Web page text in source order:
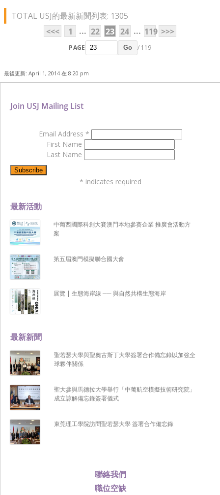
TOTAL USJ的最新新聞列表: 1305
<<<
1 ... 22 23 24 ... 119 >>>
PAGE Go / 119
最後更新: April 1, 2014 在 8:20 pm
聯絡我們
職位空缺
最新新聞
聖若瑟大學與聖奧古斯丁大學簽署合作備忘錄以加強全
球夥伴關係
聖大參與馬德拉大學舉行「中葡航空模擬技術研究院」
成立諒解備忘錄簽署儀式
東莞理工學院訪問聖若瑟大學 簽署合作備忘錄
最新活動
中葡西國際科創大賽澳門本地參賽企業 推廣會活動方
案
第五屆澳門模擬聯合國大會
展覽 | 生態海岸線 ── 與自然共構生態海岸
Join USJ Mailing List
Email Address *
First Name
Last Name
* indicates required